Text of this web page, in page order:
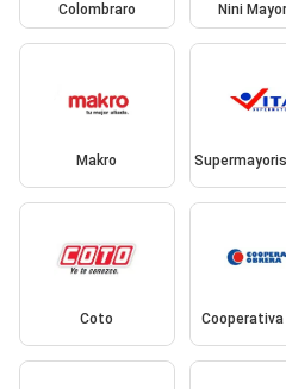
Colombraro Nini
Makro
Coto Cooperativa